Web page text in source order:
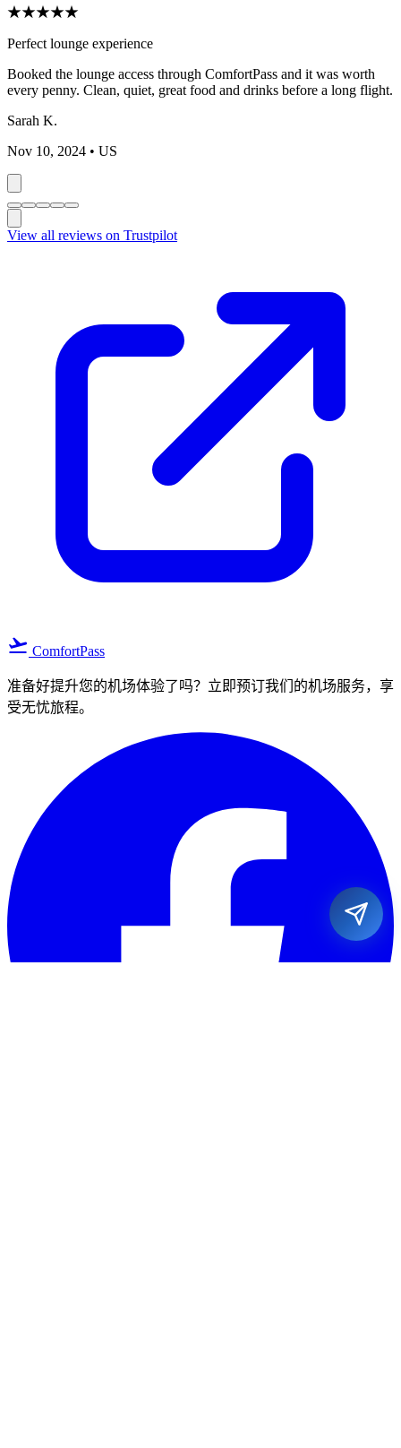
★★★★★
Perfect lounge experience
Booked the lounge access through ComfortPass and it was worth
every penny. Clean, quiet, great food and drinks before a long flight.
Sarah K.
Nov 10, 2024 • US
View all reviews on Trustpilot
flight_takeoff ComfortPass
准备好提升您的机场体验了吗？立即预订我们的机场服务，享
受无忧旅程。